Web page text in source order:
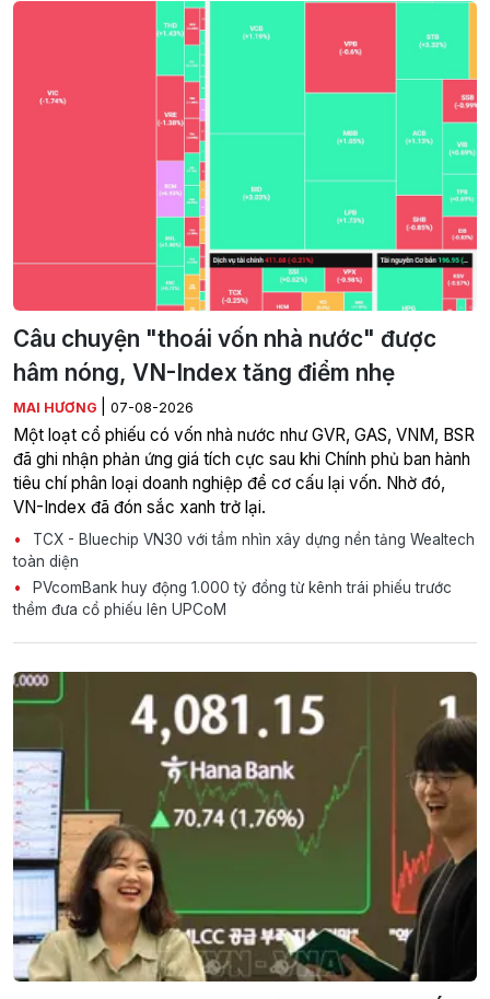
Câu chuyện "thoái vốn nhà nước" được
hâm nóng, VN-Index tăng điểm nhẹ
MAI HƯƠNG 07-08-2026
Một loạt cổ phiếu có vốn nhà nước như GVR, GAS, VNM, BSR
đã ghi nhận phản ứng giá tích cực sau khi Chính phủ ban hành
tiêu chí phân loại doanh nghiệp để cơ cấu lại vốn. Nhờ đó,
VN-Index đã đón sắc xanh trở lại.
TCX - Bluechip VN30 với tầm nhìn xây dựng nền tảng Wealtech
toàn diện
PVcomBank huy động 1.000 tỷ đồng từ kênh trái phiếu trước
thềm đưa cổ phiếu lên UPCoM